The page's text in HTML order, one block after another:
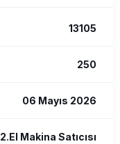
13105
250
06 Mayıs 2026
2.El Makina Satıcısı